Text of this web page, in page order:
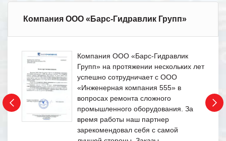
Компания ООО «Барс-Гидравлик Групп»
Компания ООО «Барс-Гидравлик
Групп» на протяжении нескольких лет
успешно сотрудничает с ООО
«Инженерная компания 555» в
вопросах ремонта сложного
промышленного оборудования. За
время работы наш партнер
зарекомендовал себя с самой